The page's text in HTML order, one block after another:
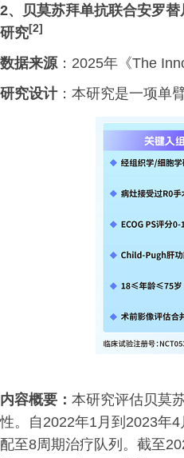
2、 贝莫苏拜单抗联合安罗替
研究[2]
数据来源：2025年《The
研究设计：本研究是一项单
内容概要： 本研究评估贝莫
性。自2022年1月到2023年
配至8周期治疗队列。截至